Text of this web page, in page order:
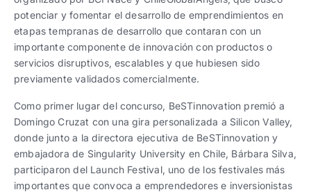
potenciar y fomentar el desarrollo de emprendimientos en
etapas tempranas de desarrollo que contaran con un
importante componente de innovación con productos o
servicios disruptivos, escalables y que hubiesen sido
previamente validados comercialmente.
Como primer lugar del concurso, BeSTinnovation premió a
Domingo Cruzat con una gira personalizada a Silicon Valley,
donde junto a la directora ejecutiva de BeSTinnovation y
embajadora de Singularity University en Chile, Bárbara Silva,
participaron del Launch Festival, uno de los festivales más
importantes que convoca a emprendedores e inversionistas